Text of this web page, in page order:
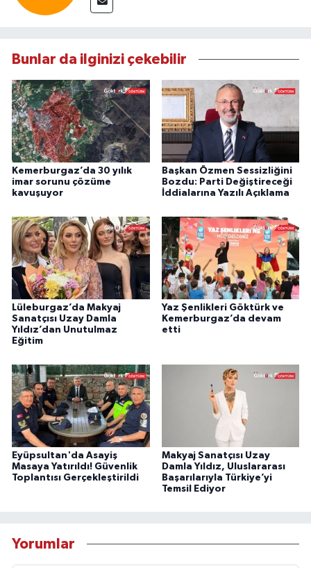
Bunlar da ilginizi çekebilir
Kemerburgaz’da 30 yılık
imar sorunu çözüme
kavuşuyor
Başkan Özmen Sessizliğini
Bozdu: Parti Değiştireceği
İddialarına Yazılı Açıklama
Lüleburgaz’da Makyaj
Sanatçısı Uzay Damla
Yıldız’dan Unutulmaz
Eğitim
Yaz Şenlikleri Göktürk ve
Kemerburgaz’da devam
etti
Eyüpsultan'da Asayiş
Masaya Yatırıldı! Güvenlik
Toplantısı Gerçekleştirildi
Makyaj Sanatçısı Uzay
Damla Yıldız, Uluslararası
Başarılarıyla Türkiye’yi
Temsil Ediyor
Yorumlar